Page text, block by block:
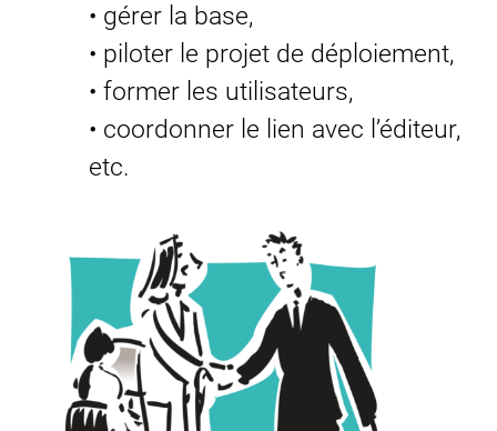
• gérer la base,
• piloter le projet de déploiement,
• former les utilisateurs,
• coordonner le lien avec l’éditeur,
etc.